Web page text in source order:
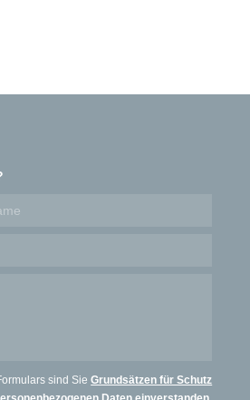
sind SieGrundsätzen für Schutz